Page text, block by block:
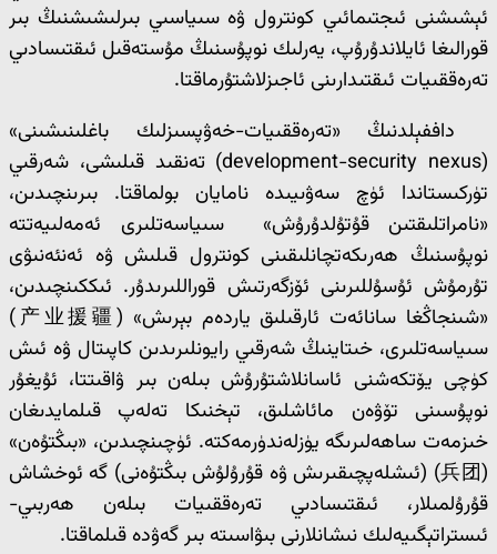
ئېشىشنى ئىجتىمائىي كونترول ۋە سىياسىي بىرلىشىشنىڭ بىر
قورالىغا ئايلاندۇرۇپ، يەرلىك نوپۇسنىڭ مۇستەقىل ئىقتىسادىي
تەرەققىيات ئىقتىدارىنى ئاجىزلاشتۇرماقتا.
داففېلدنىڭ «تەرەققىيات-خەۋپسىزلىك باغلىنىشىنى»
(development-security nexus) تەنقىد قىلىشى، شەرقىي
تۈركىستاندا ئۈچ سەۋىيىدە نامايان بولماقتا. بىرىنچىدىن،
«نامراتلىقتىن قۇتۇلدۇرۇش» سىياسەتلىرى ئەمەلىيەتتە
نوپۇسنىڭ ھەرىكەتچانلىقىنى كونترول قىلىش ۋە ئەنئەنىۋى
تۇرمۇش ئۇسۇللىرىنى ئۆزگەرتىش قوراللىرىدۇر. ئىككىنچىدىن،
«شىنجاڭغا سانائەت ئارقىلىق ياردەم بېرىش» (产业援疆)
سىياسەتلىرى، خىتاينىڭ شەرقىي رايونلىرىدىن كاپىتال ۋە ئىش
كۈچى يۆتكەشنى ئاسانلاشتۇرۇش بىلەن بىر ۋاقىتتا، ئۇيغۇر
نوپۇسىنى تۆۋەن مائاشلىق، تېخنىكا تەلەپ قىلمايدىغان
خىزمەت ساھەلىرىگە يۈزلەندۈرمەكتە. ئۈچىنچىدىن، «بىڭتۇەن»
(兵团) (ئىشلەپچىقىرىش ۋە قۇرۇلۇش بىڭتۇەنى) گە ئوخشاش
قۇرۇلمىلار، ئىقتىسادىي تەرەققىيات بىلەن ھەربىي-
ئىستراتېگىيەلىك نىشانلارنى بىۋاسىتە بىر گەۋدە قىلماقتا.